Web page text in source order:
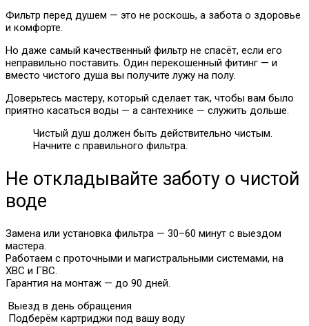
Фильтр перед душем — это не роскошь, а забота о здоровье
и комфорте.
Но даже самый качественный фильтр не спасёт, если его
неправильно поставить. Один перекошенный фитинг — и
вместо чистого душа вы получите лужу на полу.
Доверьтесь мастеру, который сделает так, чтобы вам было
приятно касаться воды — а сантехнике — служить дольше.
Чистый душ должен быть действительно чистым.
Начните с правильного фильтра.
Не откладывайте заботу о чистой
воде
Замена или установка фильтра — 30–60 минут с выездом
мастера.
Работаем с проточными и магистральными системами, на
ХВС и ГВС.
Гарантия на монтаж — до 90 дней.
Выезд в день обращения
Подберём картриджи под вашу воду